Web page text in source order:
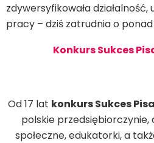
zdywersyfikowała
pracy – dziś zatrudnia o
Konkurs Sukces
Od 17 lat konkurs Sukces
polskie przedsiębiorczynie,
społeczne, edukatorki, a